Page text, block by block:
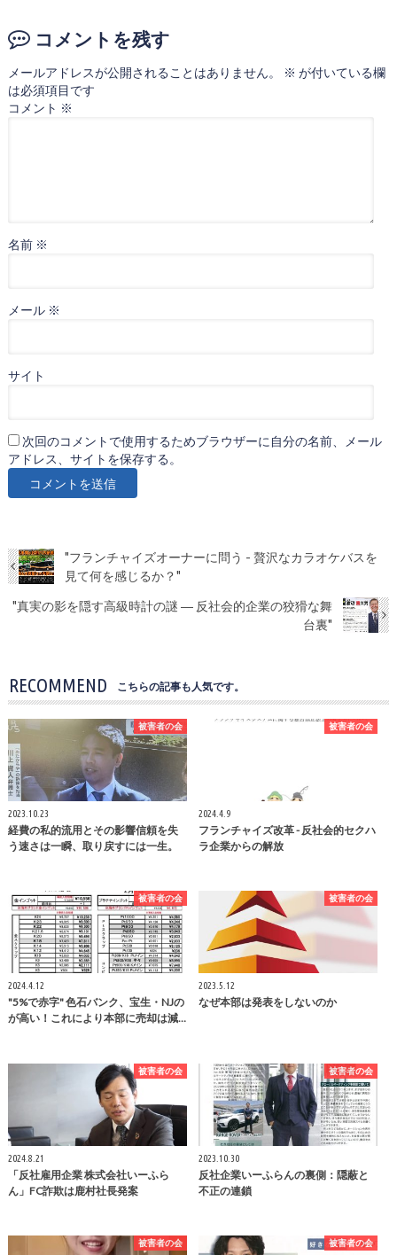
コメントを残す
メールアドレスが公開されることはありません。 ※ が付いている欄
は必須項目です
コメント ※
名前 ※
メール ※
サイト
次回のコメントで使用するためブラウザーに自分の名前、メール
アドレス、サイトを保存する。
"フランチャイズオーナーに問う - 贅沢なカラオケバスを
見て何を感じるか？"
"真実の影を隠す高級時計の謎 ― 反社会的企業の狡猾な舞
台裏"
RECOMMEND こちらの記事も人気です。
被害者の会
2023.10.23
経費の私的流用とその影響信頼を失
う速さは一瞬、取り戻すには一生。
被害者の会
2024.4.9
フランチャイズ改革 - 反社会的セクハ
ラ企業からの解放
被害者の会
2024.4.12
"5%で赤字" 色石バンク、宝生・NJの
が高い！これにより本部に売却は減…
被害者の会
2023.5.12
なぜ本部は発表をしないのか
被害者の会
2024.8.21
「反社雇用企業 株式会社いーふら
ん」FC詐欺は鹿村社長発案
被害者の会
2023.10.30
反社企業いーふらんの裏側：隠蔽と
不正の連鎖
被害者の会 被害者の会